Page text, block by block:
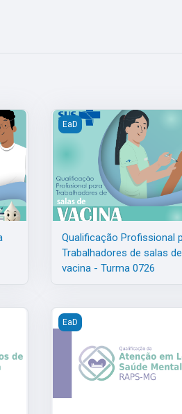
de salas de vacina -
Qualificação Profissional
EaD
Qualificação Profissional
Trabalhadores de salas de
vacina - Turma 0726
Matrizde Saúde Mental na RAPS-MG -
Qualificação da Atenção
EaD